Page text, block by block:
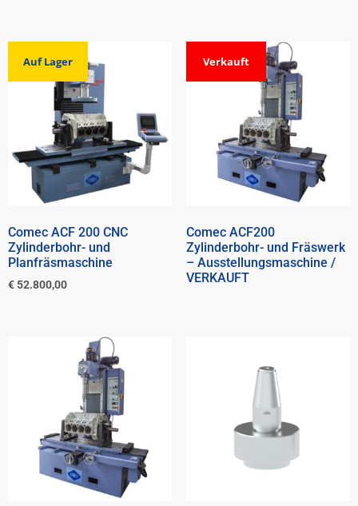
Auf Lager
Comec ACF 200 CNC
Zylinderbohr- und
Planfräsmaschine
€ 52.800,00
Verkauft
Comec ACF200
Zylinderbohr- und Fräswerk
– Ausstellungsmaschine /
VERKAUFT